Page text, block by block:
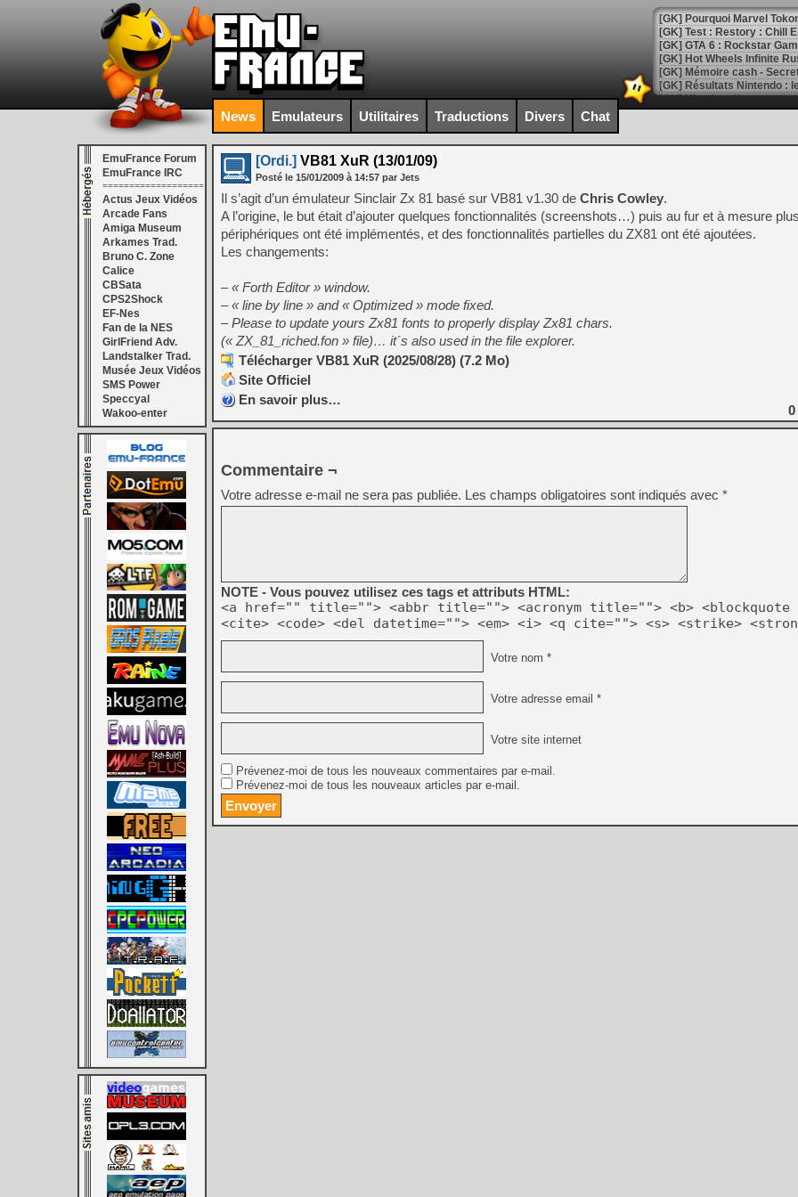
[GK] Pourquoi Marvel
[GK] Test : Restory : Chill
[GK] GTA 6 : Rockstar
[GK] Hot Wheels Infinite
[GK] Mémoire cash -
[GK] Résultats Nintendo :
[GK] Déjà des
[Mo5] Brickboy cherche à
[GK] Minecraft et ses «
[GK] Beast of
[GK] Ubisoft : fin de partie
[GK] Mémoire cash -
[GK] Dan Houser (GTA)
[GK] Comment EA Sports
[GK] Crimson Moon : un
[GK] Isle of Reveries : le
[GK] Moonlighter 2 : The
[GK] Capcom relance
[Mo5] Deux inédits du
[GK] Le beat'em up The
[GK] Endless Legend 2 :
[LS] [PS5] Le WebKit
[GK] Oubliez Crazy Taxi,
[LS] [Switch] NSZ 5.0.0
[GK] No More Room in
[GK] Un chatbot Atelier
[GK] Mémoire cash -
[GK] Nvidia : le prix des
[GK] Suikoden Star Leap
[Mo5] La mini borne
News Emulateurs Utilitaires Traductions Divers Chat
EmuFrance Forum
EmuFrance IRC
===================
Actus Jeux Vidéos
Arcade Fans
Amiga Museum
Arkames Trad.
Bruno C. Zone
Calice
CBSata
CPS2Shock
EF-Nes
Fan de la NES
GirlFriend Adv.
Landstalker Trad.
Musée Jeux Vidéos
SMS Power
Speccyal
Wakoo-enter
[Ordi.] VB81 XuR (13/01/09)
Posté le 15/01/2009 à 14:57 par Jets
Il s’agit d’un émulateur Sinclair Zx 81 basé sur VB81 v1.30 de Chris Cowley.
A l’origine, le but était d’ajouter quelques fonctionnalités (screenshots…) puis au fur et à mesure
périphériques ont été implémentés, et des fonctionnalités partielles du ZX81 ont été ajoutées.
Les changements:
– « Forth Editor » window.
– « line by line » and « Optimized » mode fixed.
– Please to update yours Zx81 fonts to properly display Zx81 chars.
(« ZX_81_riched.fon » file)… it´s also used in the file explorer.
Télécharger VB81 XuR (2025/08/28) (7.2 Mo)
Site Officiel
En savoir plus…
0
Commentaire ¬
Votre adresse e-mail ne sera pas publiée. Les champs obligatoires sont indiqués avec *
NOTE - Vous pouvez utilisez ces tags et attributs HTML:
<a href="" title=""> <abbr title=""> <acronym title=""> <b> <blockquote
<cite> <code> <del datetime=""> <em> <i> <q cite=""> <s> <strike>
Votre nom *
Votre adresse email *
Votre site internet
Prévenez-moi de tous les nouveaux commentaires par e-mail.
Prévenez-moi de tous les nouveaux articles par e-mail.